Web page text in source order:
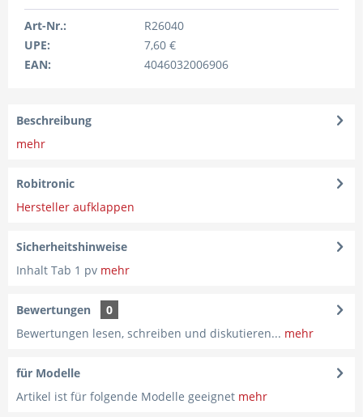
Art-Nr.:
R26040
UPE:
7,60 €
EAN:
4046032006906
Beschreibung
mehr
Robitronic
Hersteller aufklappen
Sicherheitshinweise
Inhalt Tab 1 pv mehr
Bewertungen
0
Bewertungen lesen, schreiben und diskutieren... mehr
für Modelle
Artikel ist für folgende Modelle geeignet mehr